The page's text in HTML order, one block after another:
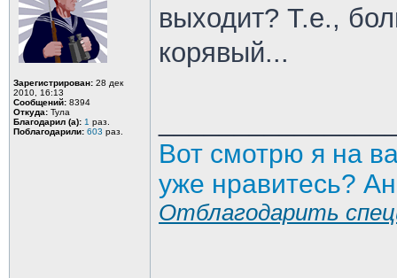
Зарегистрирован: 28 дек
2010, 16:13
Сообщений: 8394
Откуда: Тула
Благодарил (а): 1 раз.
Поблагодарили: 603 раз.
выходит? Т.е.,
корявый...
Вот смотрю я на
уже нравитесь?
Отблагодарить